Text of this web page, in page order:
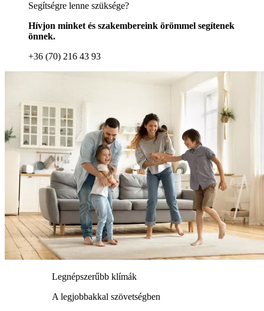
Segítségre lenne szüksége?
Hívjon minket és szakembereink örömmel segítenek
önnek.
+36 (70) 216 43 93
Legnépszerűbb klímák
A legjobbakkal szövetségben